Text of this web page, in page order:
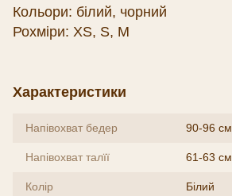
Кольори: білий, чорний
Рохміри: XS, S, M
Характеристики
Напівохват бедер 90-96 см
Напівохват талїї 61-63 см
Колір Білий